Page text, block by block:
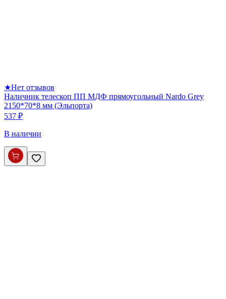
★Нет отзывов
Наличник телескоп ПП МДФ прямоугольный Nardo Grey
2150*70*8 мм (Эльпорта)
537 ₽
В наличии